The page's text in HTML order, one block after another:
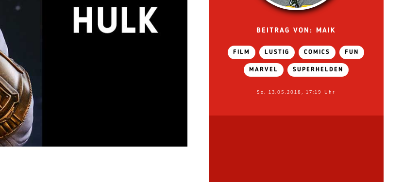
BEITRAG VON: MAIK
FILM LUSTIG COMICS FUN
MARVEL SUPERHELDEN
So. 13.05.2018, 17:19 Uhr